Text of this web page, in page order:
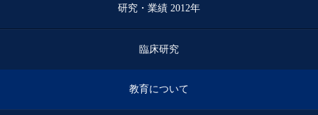
研究・業績 2012年
臨床研究
教育について